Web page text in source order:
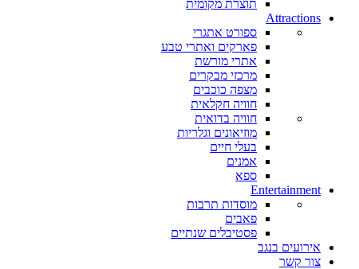
תוצרת מקומית
Attractions
ספורט אתגרי
פארקים ואתרי טבע
אתרי מורשת
מרכזי מבקרים
מצפה כוכבים
חוויה חקלאית
חוויה בדואית
מוזיאונים וגלריות
בעלי חיים
אמנים
ספא
Entertainment
מוסדות תרבות
פאבים
פסטיבלים שנתיים
אירועים בנגב
צור קשר